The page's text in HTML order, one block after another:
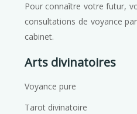
Pour connaître votre futur,
consultations de voyance
cabinet.
Arts divinatoires
Voyance pure
Tarot divinatoire